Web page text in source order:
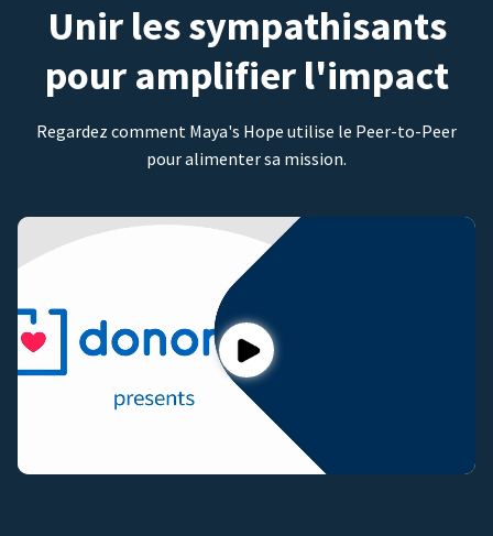
Unir les sympathisants
pour amplifier l'impact
Regardez comment Maya's Hope utilise le Peer-to-Peer
pour alimenter sa mission.
Play